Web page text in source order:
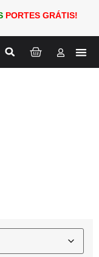
PORTES GRÁTIS!